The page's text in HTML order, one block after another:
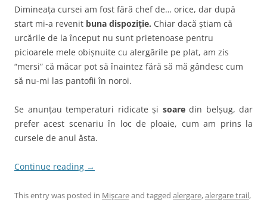
Dimineața cursei am fost fără chef de… orice, dar după
start mi-a revenit buna dispoziție. Chiar dacă știam că
urcările de la început nu sunt prietenoase pentru
picioarele mele obișnuite cu alergările pe plat, am zis
“mersi” că măcar pot să înaintez fără să mă gândesc cum
să nu-mi las pantofii în noroi.
Se anunțau temperaturi ridicate și soaredin belșug, dar
prefer acest scenariu în loc de ploaie, cum am prins la
cursele de anul ăsta.
Continue reading →
This entry was posted in Mişcareand tagged alergare,alergare trail,